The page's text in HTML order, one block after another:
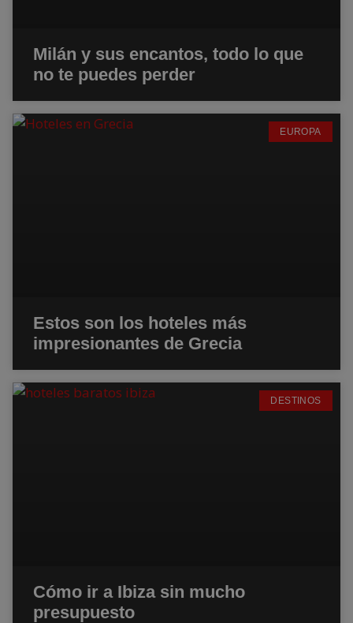
Milán y sus encantos, todo lo que
no te puedes perder
EUROPA
Estos son los hoteles más
impresionantes de Grecia
DESTINOS
Cómo ir a Ibiza sin mucho
presupuesto